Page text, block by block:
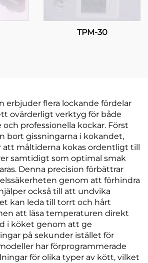
TPM-30
erbjuder flera lockande fördelar
ovärderligt verktyg för både
professionella kockar. Först
bort gissningarna i kokandet,
att måltiderna kokas ordentligt till
samtidigt som optimal smak
Denna precision förbättrar
genom att förhindra
också till att undvika
kan leda till torrt och hårt
att läsa temperaturen direkt
i köket genom att ge
på sekunder istället för
har förprogrammerade
för olika typer av kött, vilket